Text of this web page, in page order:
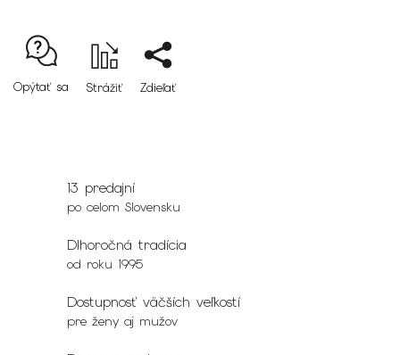
Opýtať sa Strážiť Zdieľať
13 predajní
po celom Slovensku
Dlhoročná tradícia
od roku 1995
Dostupnosť väčších veľkostí
pre ženy aj mužov